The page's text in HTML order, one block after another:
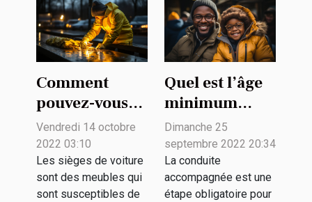
Comment
pouvez-vous
bien nettoyer
les sièges de
votre voiture ?
Vendredi 14 octobre
2022 03:10
Les sièges de voiture
sont des meubles qui
sont susceptibles de
Quel est l’âge
minimum
pour une
conduite
accompagnée
?
Dimanche 25
septembre 2022 20:34
La conduite
accompagnée est une
étape obligatoire pour